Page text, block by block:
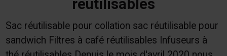
réutilisables
Sac réutilisable pour collation sac réutilisable pour
sandwich Filtres à café réutilisables Infuseurs à